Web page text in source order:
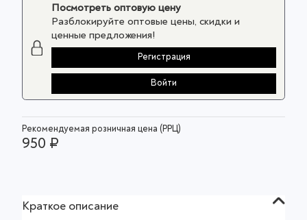
Посмотреть оптовую цену
Разблокируйте оптовые цены, скидки и
ценные предложения!
Регистрация
Войти
Рекомендуемая розничная цена (РРЦ)
950 ₽
Краткое описание